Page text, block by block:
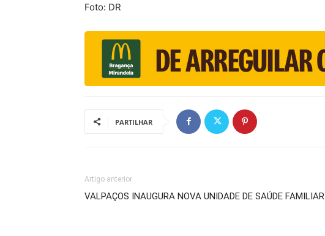
Foto: DR
PARTILHAR
Artigo anterior
VALPAÇOS INAUGURA NOVA UNIDADE DE SAÚDE FAMILIAR